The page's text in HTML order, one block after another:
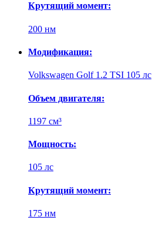
Крутящий момент:
200 нм
Модификация:
Volkswagen Golf 1.2 TSI 105 лс
Объем двигателя:
1197 см³
Мощность:
105 лс
Крутящий момент:
175 нм